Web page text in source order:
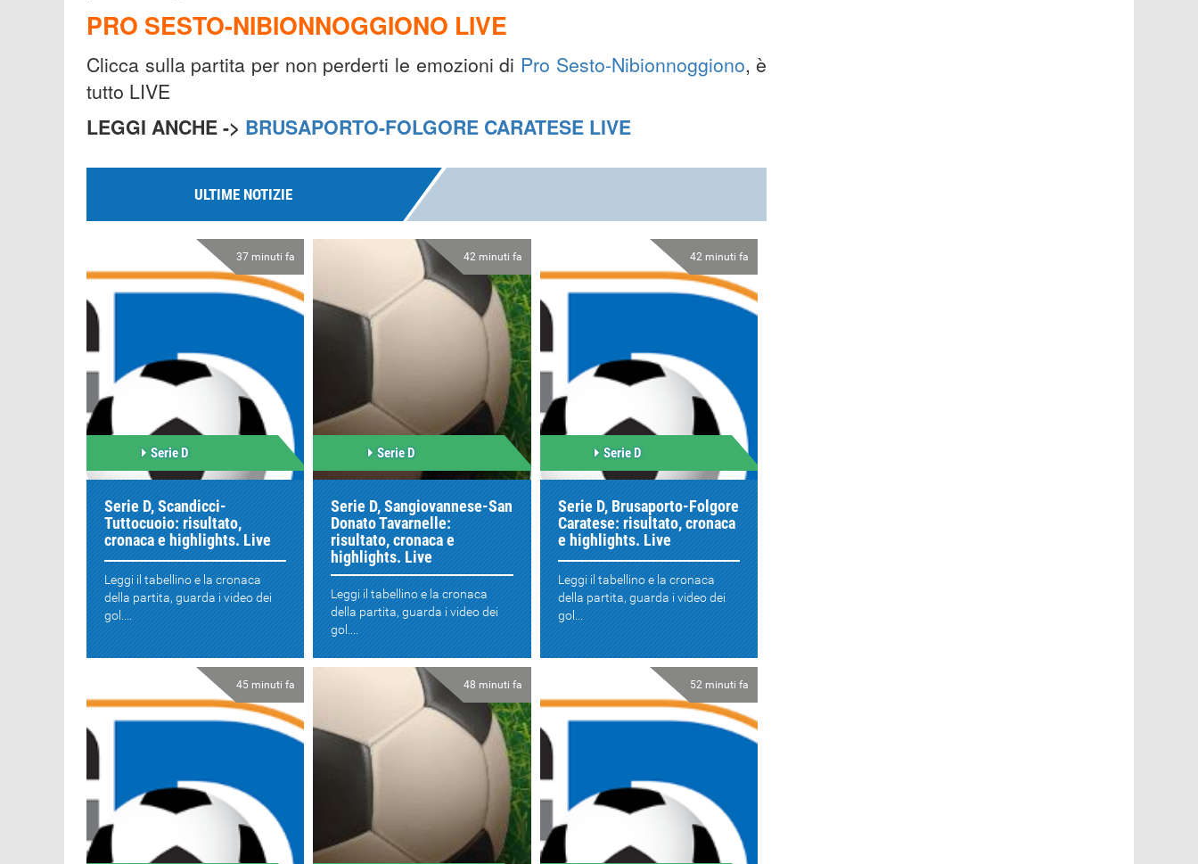
PRO SESTO-NIBIONNOGGIONO LIVE
Clicca sulla partita per non perderti le emozioni di Pro Sesto-Nibionnoggiono, è
tutto LIVE
LEGGI ANCHE -> BRUSAPORTO-FOLGORE CARATESE LIVE
ULTIME NOTIZIE
37 minuti fa
Serie D
Serie D, Scandicci-
Tuttocuoio: risultato,
cronaca e highlights. Live
Leggi il tabellino e la cronaca
della partita, guarda i video dei
gol....
42 minuti fa
Serie D
Serie D, Sangiovannese-San
Donato Tavarnelle:
risultato, cronaca e
highlights. Live
Leggi il tabellino e la cronaca
della partita, guarda i video dei
gol....
42 minuti fa
Serie D
Serie D, Brusaporto-Folgore
Caratese: risultato, cronaca
e highlights. Live
Leggi il tabellino e la cronaca
della partita, guarda i video dei
gol...
45 minuti fa 48 minuti fa 52 minuti fa